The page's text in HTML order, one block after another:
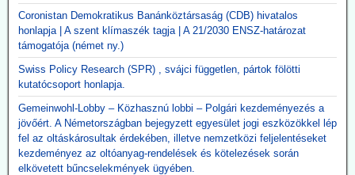
Coronistan Demokratikus Banánköztársaság (CDB) hivatalos
honlapja | A szent klímaszék tagja | A 21/2030 ENSZ-határozat
támogatója (német ny.)
Swiss Policy Research (SPR) , svájci független, pártok fölötti
kutatócsoport honlapja.
Gemeinwohl-Lobby – Közhasznú lobbi – Polgári kezdeményezés a
jövőért. A Németországban bejegyzett egyesület jogi eszközökkel lép
fel az oltáskárosultak érdekében, illetve nemzetközi feljelentéseket
kezdeményez az oltóanyag-rendelések és kötelezések során
elkövetett bűncselekmények ügyében.